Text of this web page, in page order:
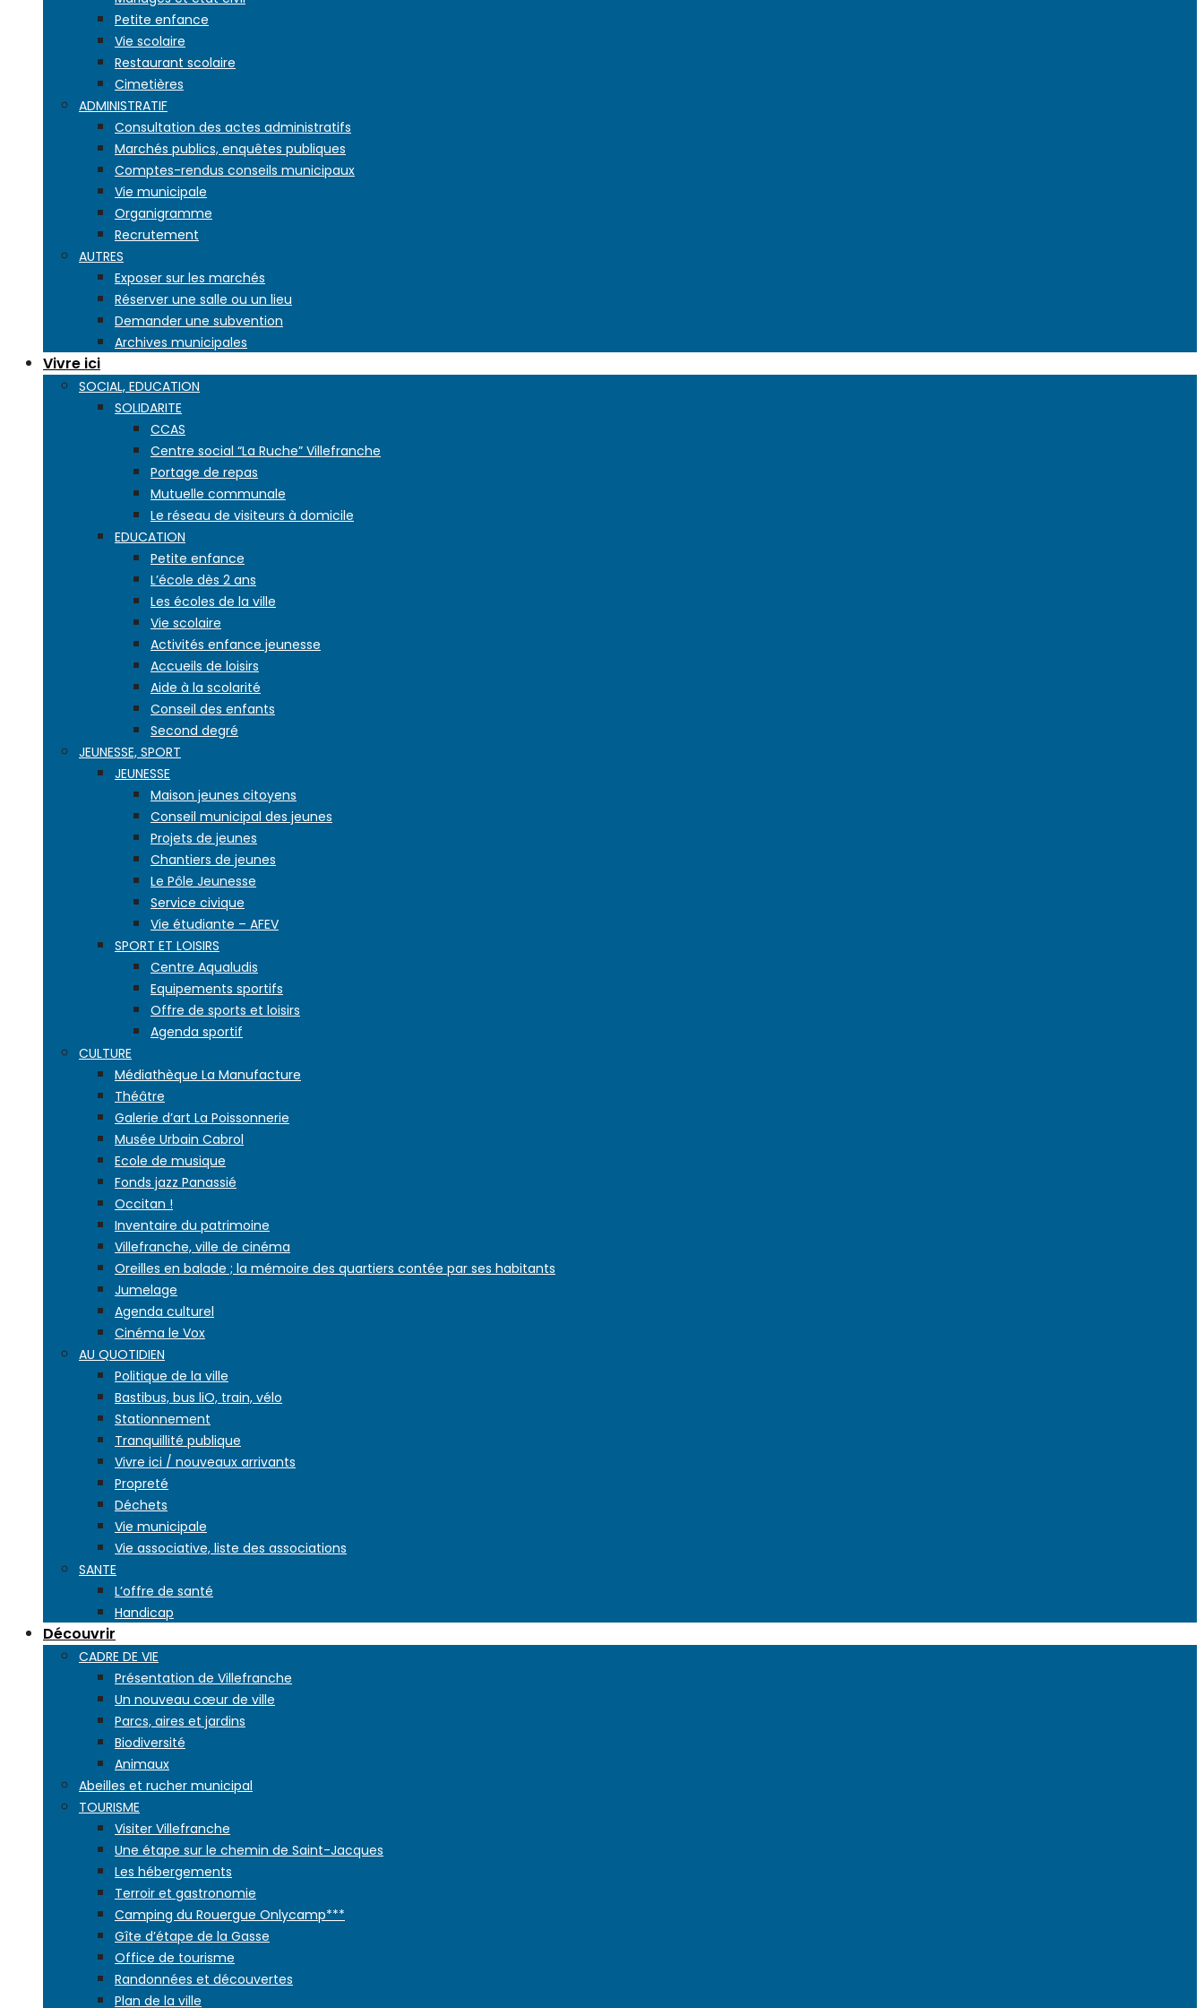
Petite enfance
Vie scolaire
Restaurant scolaire
Cimetières
ADMINISTRATIF
Consultation des actes administratifs
Marchés publics, enquêtes publiques
Comptes-rendus conseils municipaux
Vie municipale
Organigramme
Recrutement
AUTRES
Exposer sur les marchés
Réserver une salle ou un lieu
Demander une subvention
Archives municipales
Vivre ici
SOCIAL, EDUCATION
SOLIDARITE
CCAS
Centre social “La Ruche” Villefranche
Portage de repas
Mutuelle communale
Le réseau de visiteurs à domicile
EDUCATION
Petite enfance
L’école dès 2 ans
Les écoles de la ville
Vie scolaire
Activités enfance jeunesse
Accueils de loisirs
Aide à la scolarité
Conseil des enfants
Second degré
JEUNESSE, SPORT
JEUNESSE
Maison jeunes citoyens
Conseil municipal des jeunes
Projets de jeunes
Chantiers de jeunes
Le Pôle Jeunesse
Service civique
Vie étudiante – AFEV
SPORT ET LOISIRS
Centre Aqualudis
Equipements sportifs
Offre de sports et loisirs
Agenda sportif
CULTURE
Médiathèque La Manufacture
Théâtre
Galerie d’art La Poissonnerie
Musée Urbain Cabrol
Ecole de musique
Fonds jazz Panassié
Occitan !
Inventaire du patrimoine
Villefranche, ville de cinéma
Oreilles en balade ; la mémoire des quartiers contée par ses habitants
Jumelage
Agenda culturel
Cinéma le Vox
AU QUOTIDIEN
Politique de la ville
Bastibus, bus liO, train, vélo
Stationnement
Tranquillité publique
Vivre ici / nouveaux arrivants
Propreté
Déchets
Vie municipale
Vie associative, liste des associations
SANTE
L’offre de santé
Handicap
Découvrir
CADRE DE VIE
Présentation de Villefranche
Un nouveau cœur de ville
Parcs, aires et jardins
Biodiversité
Animaux
Abeilles et rucher municipal
TOURISME
Visiter Villefranche
Une étape sur le chemin de Saint-Jacques
Les hébergements
Terroir et gastronomie
Camping du Rouergue Onlycamp***
Gîte d’étape de la Gasse
Office de tourisme
Randonnées et découvertes
Plan de la ville